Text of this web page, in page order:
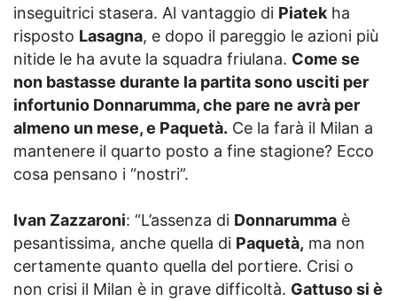
inseguitrici stasera. Al vantaggio di Piatek ha
risposto Lasagna, e dopo il pareggio le azioni più
nitide le ha avute la squadra friulana. Come se
non bastasse durante la partita sono usciti per
infortunio Donnarumma, che pare ne avrà per
almeno un mese, e Paquetà. Ce la farà il Milan a
mantenere il quarto posto a fine stagione? Ecco
cosa pensano i “nostri”.
Ivan Zazzaroni: “L’assenza di Donnarumma è
pesantissima, anche quella di Paquetà, ma non
certamente quanto quella del portiere. Crisi o
non crisi il Milan è in grave difficoltà. Gattuso si è